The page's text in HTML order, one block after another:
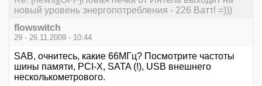
новый уровень энергопотребления - 226 Ватт! =)))
flowswitch
29 - 26.11.2009 - 10:44
SAB, очнитесь, какие 66МГц? Посмотрите частоты
шины памяти, PCI-X, SATA (!), USB внешнего
несколькометрового.